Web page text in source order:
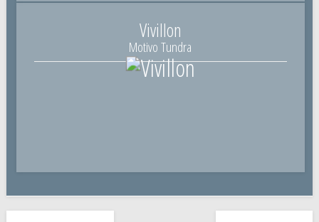
Vivillon
Motivo Tundra